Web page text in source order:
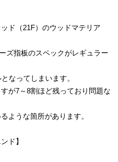
ド（21F）のウッドマテリア
ズ指板のスペックがレギュラー
なってしまいます。
が7～8割ほど残っており問題な
ような箇所があります。
ド】